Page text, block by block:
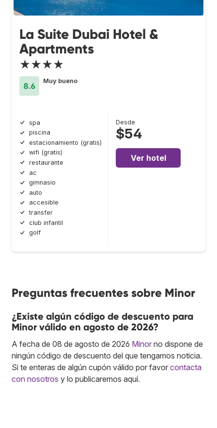
La Suite Dubai Hotel &
Apartments
★★★★
8.6
Muy bueno
spa
piscina
estacionamiento (gratis)
wifi (gratis)
restaurante
ac
gimnasio
auto
accesible
transfer
club infantil
golf
Desde
$54
Ver hotel
Preguntas frecuentes sobre Minor
¿Existe algún código de descuento para
Minor válido en agosto de 2026?
A fecha de 08 de agosto de 2026 Minor no dispone de
ningún código de descuento del que tengamos noticia.
Si te enteras de algún cupón válido por favor contacta
con nosotros y lo publicaremos aquí.